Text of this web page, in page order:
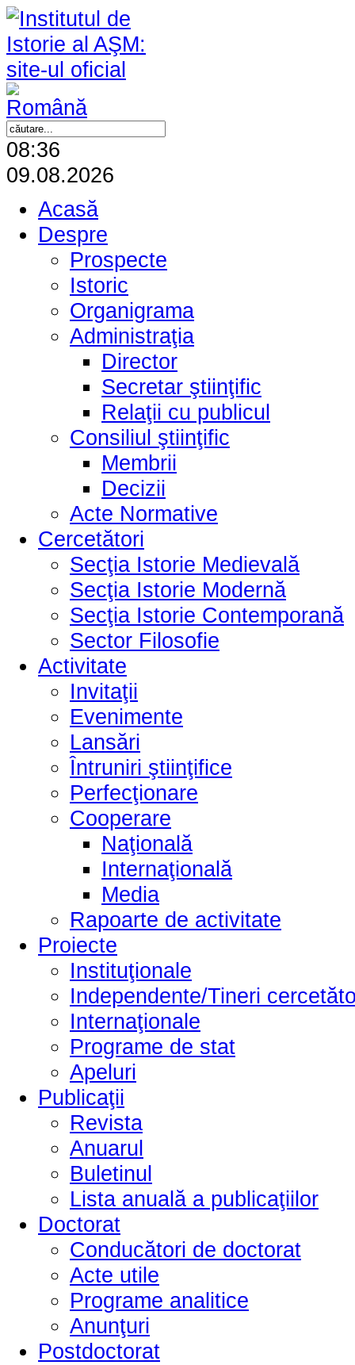
08:36
09.08.2026
Acasă
Despre
Prospecte
Istoric
Organigrama
Administraţia
Director
Secretar ştiinţific
Relaţii cu publicul
Consiliul ştiinţific
Membrii
Decizii
Acte Normative
Cercetători
Secţia Istorie Medievală
Secţia Istorie Modernă
Secţia Istorie Contemporană
Sector Filosofie
Activitate
Invitaţii
Evenimente
Lansări
Întruniri ştiinţifice
Perfecţionare
Cooperare
Naţională
Internaţională
Media
Rapoarte de activitate
Proiecte
Instituţionale
Independente/Tineri
Internaţionale
Programe de stat
Apeluri
Publicaţii
Revista
Anuarul
Buletinul
Lista anuală a publicaţiilor
Doctorat
Conducători de doctorat
Acte utile
Programe analitice
Anunţuri
Postdoctorat